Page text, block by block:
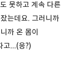
못하고 계속 다른
는데요. 그러니까
까 온 몸이
고...(응?)